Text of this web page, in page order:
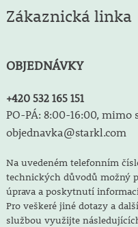
Zákaznická linka
OBJEDNÁVKY
+420 532 165 151
PO-PÁ: 8:00-16:00, mimo
objednavka@starkl.com
Na uvedeném telefonním čísle
technických důvodů možný
úprava a poskytnutí
Pro veškeré jiné dotazy a
službou využijte